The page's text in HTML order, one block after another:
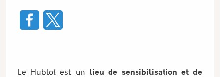
Le Hublot est unlieu de sensibilisation et de